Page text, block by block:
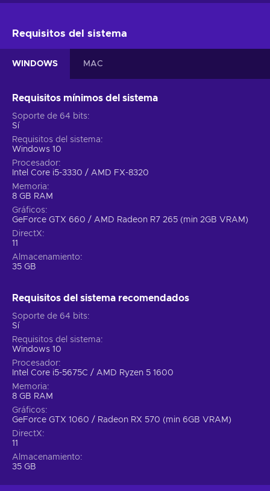
Requisitos del sistema
WINDOWS MAC
Requisitos mínimos del sistema
Soporte de 64 bits
Sí
Requisitos del sistema
Windows 10
Procesador
Intel Core i5-3330 / AMD FX-8320
Memoria
8 GB RAM
Gráficos
GeForce GTX 660 / AMD Radeon R7 265 (min 2GB VRAM)
DirectX
11
Almacenamiento
35 GB
Requisitos del sistema recomendados
Soporte de 64 bits
Sí
Requisitos del sistema
Windows 10
Procesador
Intel Core i5-5675C / AMD Ryzen 5 1600
Memoria
8 GB RAM
Gráficos
GeForce GTX 1060 / Radeon RX 570 (min 6GB VRAM)
DirectX
11
Almacenamiento
35 GB